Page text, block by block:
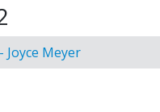
Joyce Meyer